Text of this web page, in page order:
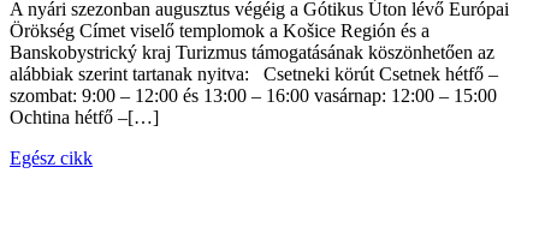
A nyári szezonban augusztus végéig a Gótikus Úton lévő Európai
Örökség Címet viselő templomok a Košice Región és a
Banskobystrický kraj Turizmus támogatásának köszönhetően az
alábbiak szerint tartanak nyitva: Csetneki körút Csetnek hétfő –
szombat: 9:00 – 12:00 és 13:00 – 16:00 vasárnap: 12:00 – 15:00
Ochtina hétfő –[…]
Egész cikk